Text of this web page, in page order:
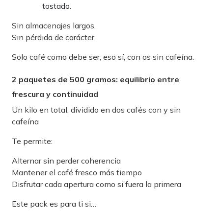
tostado.
Sin almacenajes largos.
Sin pérdida de carácter.
Solo café como debe ser, eso sí, con os sin cafeína.
2 paquetes de 500 gramos: equilibrio entre
frescura y continuidad
Un kilo en total, dividido en dos cafés con y sin
cafeína
Te permite:
Alternar sin perder coherencia
Mantener el café fresco más tiempo
Disfrutar cada apertura como si fuera la primera
Este pack es para ti si…